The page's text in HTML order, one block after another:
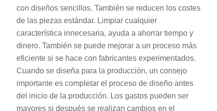
con diseños sencillos. También se reducen los costes
de las piezas estándar. Limpiar cualquier
característica innecesaria, ayuda a ahorrar tiempo y
dinero. También se puede mejorar a un proceso más
eficiente si se hace con fabricantes experimentados.
Cuando se diseña para la producción, un consejo
importante es completar el proceso de diseño antes
del inicio de la producción. Los gastos pueden ser
mayores si después se realizan cambios en el